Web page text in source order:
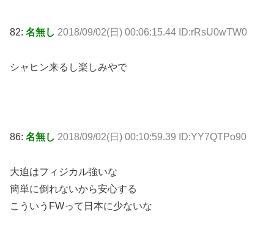
82: 名無し 2018/09/02(日) 00:06:15.44 ID:rRsU0wTW0
シャヒン来るし楽しみやで
86: 名無し 2018/09/02(日) 00:10:59.39 ID:YY7QTPo90
大迫はフィジカル強いな
簡単に倒れないから安心する
こういうFWって日本に少ないな